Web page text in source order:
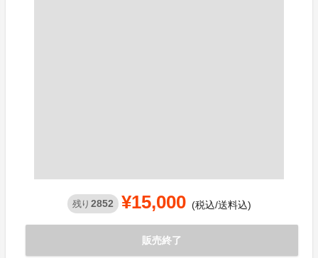
残り 2852 ¥15,000 (税込/送料込)
販売終了